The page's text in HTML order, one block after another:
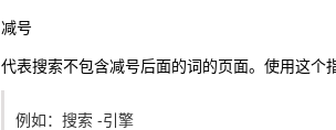
减号
代表搜索不包含减号后面的词的页面。使用这个
例如：搜索 -引擎